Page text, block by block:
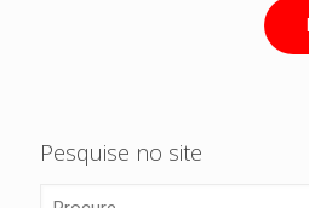
Pesquise no site